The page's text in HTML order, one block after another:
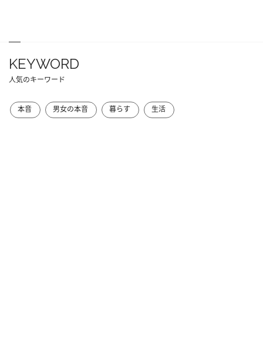
KEYWORD
人気のキーワード
本音 男女の本音 暮らす 生活